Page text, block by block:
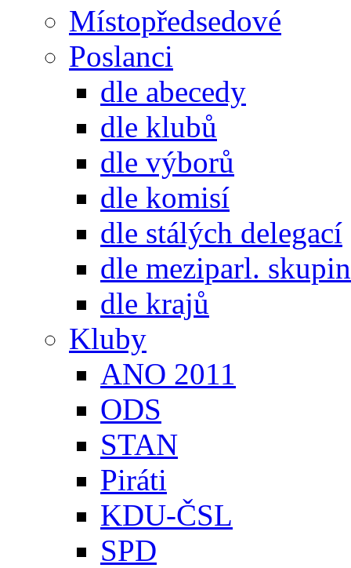
Místopředsedové
Poslanci
dle abecedy
dle klubů
dle výborů
dle komisí
dle stálých delegací
dle meziparl. skupin
dle krajů
Kluby
ANO 2011
ODS
STAN
Piráti
KDU-ČSL
SPD